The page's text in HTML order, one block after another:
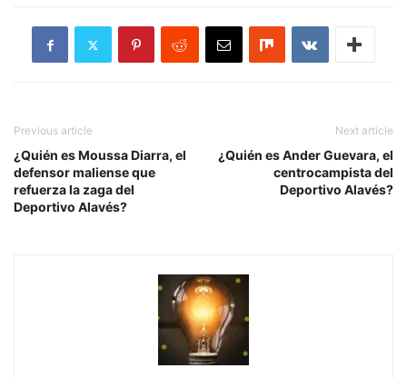
Previous article
¿Quién es Moussa Diarra, el
defensor maliense que
refuerza la zaga del
Deportivo Alavés?
Next article
¿Quién es Ander Guevara, el
centrocampista del
Deportivo Alavés?